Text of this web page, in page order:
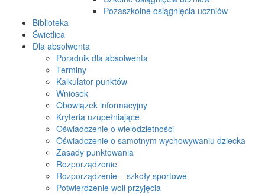
Pozaszkolne osiągnięcia uczniów
Biblioteka
Świetlica
Dla absolwenta
Poradnik dla absolwenta
Terminy
Kalkulator punktów
Wniosek
Obowiązek informacyjny
Kryteria uzupełniające
Oświadczenie o wielodzietności
Oświadczenie o samotnym wychowywaniu dziecka
Zasady punktowania
Rozporządzenie
Rozporządzenie – szkoły sportowe
Potwierdzenie woli przyjęcia